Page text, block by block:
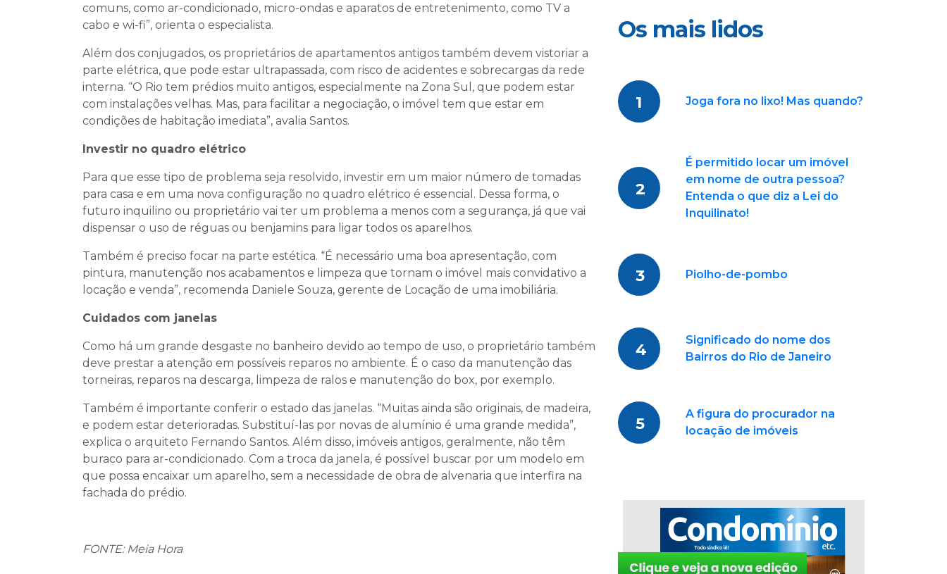
comuns, como ar-condicionado, micro-ondas e aparatos de entretenimento, como TV a
cabo e wi-fi”, orienta o especialista.
Além dos conjugados, os proprietários de apartamentos antigos também devem vistoriar a
parte elétrica, que pode estar ultrapassada, com risco de acidentes e sobrecargas da rede
interna. “O Rio tem prédios muito antigos, especialmente na Zona Sul, que podem estar
com instalações velhas. Mas, para facilitar a negociação, o imóvel tem que estar em
condições de habitação imediata”, avalia Santos.
Investir no quadro elétrico
Para que esse tipo de problema seja resolvido, investir em um maior número de tomadas
para casa e em uma nova configuração no quadro elétrico é essencial. Dessa forma, o
futuro inquilino ou proprietário vai ter um problema a menos com a segurança, já que vai
dispensar o uso de réguas ou benjamins para ligar todos os aparelhos.
Também é preciso focar na parte estética. “É necessário uma boa apresentação, com
pintura, manutenção nos acabamentos e limpeza que tornam o imóvel mais convidativo a
locação e venda”, recomenda Daniele Souza, gerente de Locação de uma imobiliária.
Cuidados com janelas
Como há um grande desgaste no banheiro devido ao tempo de uso, o proprietário também
deve prestar a atenção em possíveis reparos no ambiente. É o caso da manutenção das
torneiras, reparos na descarga, limpeza de ralos e manutenção do box, por exemplo.
Também é importante conferir o estado das janelas. “Muitas ainda são originais, de madeira,
e podem estar deterioradas. Substituí-las por novas de alumínio é uma grande medida”,
explica o arquiteto Fernando Santos. Além disso, imóveis antigos, geralmente, não têm
buraco para ar-condicionado. Com a troca da janela, é possível buscar por um modelo em
que possa encaixar um aparelho, sem a necessidade de obra de alvenaria que interfira na
fachada do prédio.
FONTE: Meia Hora
Os mais lidos
1 Joga fora no lixo! Mas quando?
2
É permitido locar um imóvel
em nome de outra pessoa?
Entenda o que diz a Lei do
Inquilinato!
3 Piolho-de-pombo
4
Significado do nome dos
Bairros do Rio de Janeiro
5
A figura do procurador na
locação de imóveis